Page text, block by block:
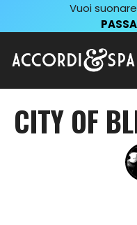
Vuoi
CITY OF